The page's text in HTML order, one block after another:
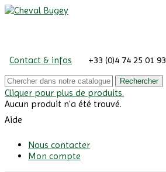
Contact & infos +33 (0)4 74 25 01 93
Rechercher
Cliquer pour plus de produits.
Aucun produit n'a été trouvé.
Aide
Nous contacter
Mon compte